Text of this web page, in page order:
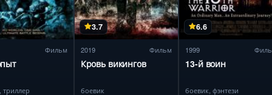
Фильм
триллер
3.7
2019 Фильм
Кровь викингов
боевик
6.6
1999
13-й воин
боевик, фэнтези